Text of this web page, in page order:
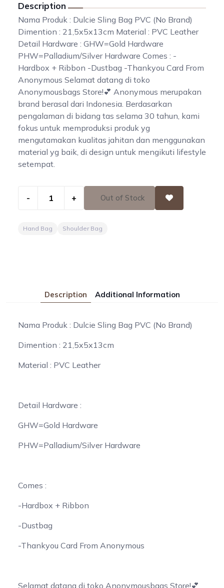
Description
Nama Produk : Dulcie Sling Bag PVC (No Brand)
Dimention : 21,5x5x13cm Material : PVC Leather
Detail Hardware : GHW=Gold Hardware
PHW=Palladium/Silver Hardware Comes : -
Hardbox + Ribbon -Dustbag -Thankyou Card From
Anonymous Selamat datang di toko
Anonymousbags Store!💕 Anonymous merupakan
brand berasal dari Indonesia. Berdasarkan
pengalaman di bidang tas selama 30 tahun, kami
fokus untuk memproduksi produk yg
mengutamakan kualitas jahitan dan menggunakan
material yg baik, di design untuk mengikuti lifestyle
setempat.
- + Out of Stock
Hand Bag Shoulder Bag
Description Additional Information
Nama Produk : Dulcie Sling Bag PVC (No Brand)
Dimention : 21,5x5x13cm
Material : PVC Leather
Detail Hardware :
GHW=Gold Hardware
PHW=Palladium/Silver Hardware
Comes :
-Hardbox + Ribbon
-Dustbag
-Thankyou Card From Anonymous
Selamat datang di toko Anonymousbags Store!💕